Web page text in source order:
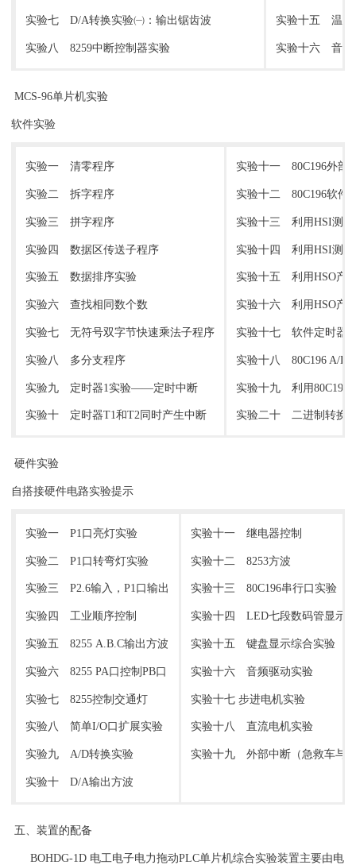
实验七 D/A转换实验㈠：输出锯齿波
实验八 8259中断控制器实验
实验十五 温度
实验十六 音频
MCS-96单片机实验
软件实验
实验一 清零程序
实验二 拆字程序
实验三 拼字程序
实验四 数据区传送子程序
实验五 数据排序实验
实验六 查找相同数个数
实验七 无符号双字节快速乘法子程序
实验八 多分支程序
实验九 定时器1实验——定时中断
实验十 定时器T1和T2同时产生中断
实验十一 80C196外部
实验十二 80C196软件
实验十三 利用HSI测脉
实验十四 利用HSI测量
实验十五 利用HSO产
实验十六 利用HSO产
实验十七 软件定时器
实验十八 80C196 A/D
实验十九 利用80C196
实验二十 二进制转换
硬件实验
自搭接硬件电路实验提示
实验一 P1口亮灯实验
实验二 P1口转弯灯实验
实验三 P2.6输入，P1口输出
实验四 工业顺序控制
实验五 8255 A.B.C输出方波
实验六 8255 PA口控制PB口
实验七 8255控制交通灯
实验八 简单I/O口扩展实验
实验九 A/D转换实验
实验十 D/A输出方波
实验十一 继电器控制
实验十二 8253方波
实验十三 80C196串行口实验
实验十四 LED七段数码管显示
实验十五 键盘显示综合实验
实验十六 音频驱动实验
实验十七 步进电机实验
实验十八 直流电机实验
实验十九 外部中断（急救车与
五、装置的配备
BOHDG-1D 电工电子电力拖动PLC单片机综合实验装置主要由电